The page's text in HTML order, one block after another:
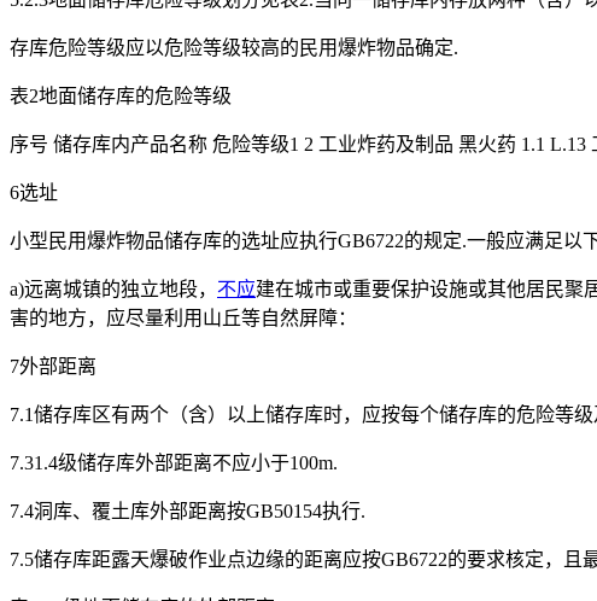
存库危险等级应以危险等级较高的民用爆炸物品确定.
表2地面储存库的危险等级
序号 储存库内产品名称 危险等级1 2 工业炸药及制品 黑火药 1.1 L.13
6选址
小型民用爆炸物品储存库的选址应执行GB6722的规定.一般应满足以
a)远离城镇的独立地段， 不应建在城市或重要保护设施或其他居民聚
害的地方，应尽量利用山丘等自然屏障：
7外部距离
7.1储存库区有两个（含）以上储存库时，应按每个储存库的危险等
7.31.4级储存库外部距离不应小于100m.
7.4洞库、覆土库外部距离按GB50154执行.
7.5储存库距露天爆破作业点边缘的距离应按GB6722的要求核定，且